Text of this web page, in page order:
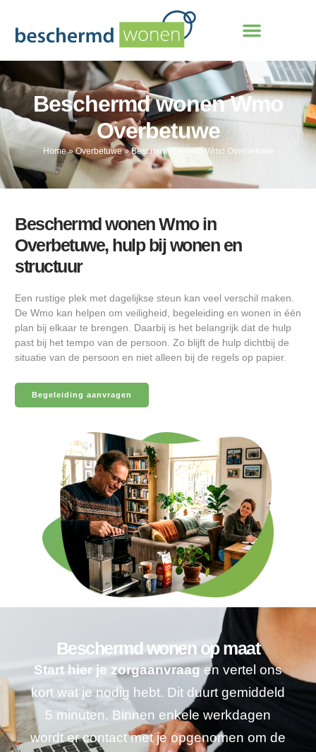
Beschermd wonen Wmo
Overbetuwe
Home»Overbetuwe»Beschermd wonen Wmo Overbetuwe
Beschermd wonen Wmo in
Overbetuwe, hulp bij wonen en
structuur
Een rustige plek met dagelijkse steun kan veel verschil maken.
De Wmo kan helpen om veiligheid, begeleiding en wonen in één
plan bij elkaar te brengen. Daarbij is het belangrijk dat de hulp
past bij het tempo van de persoon. Zo blijft de hulp dichtbij de
situatie van de persoon en niet alleen bij de regels op papier.
Begeleiding aanvragen
Beschermd wonen op maat
Start hier je zorgaanvraagen vertel ons
kort wat je nodig hebt. Dit duurt gemiddeld
5 minuten. Binnen enkele werkdagen
wordt er contact met je opgenomen om de